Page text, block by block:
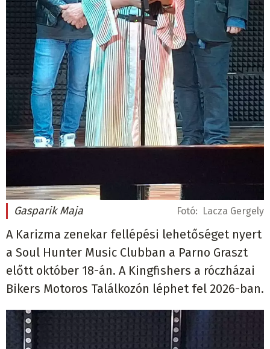
Gasparik Maja Fotó: Lacza Gergely
A Karizma zenekar fellépési lehetőséget nyert
a Soul Hunter Music Clubban a Parno Graszt
előtt október 18-án. A Kingfishers a róczházai
Bikers Motoros Találkozón léphet fel 2026-ban.